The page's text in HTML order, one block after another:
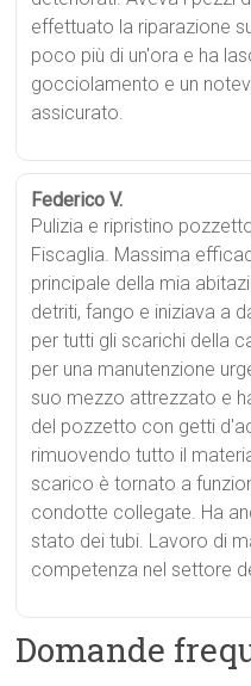
effettuato la riparazione
poco più di un'ora e ha
gocciolamento e un
assicurato.
Federico V.
Pulizia e ripristino
Fiscaglia. Massima
principale della mia
detriti, fango e iniziava a
per tutti gli scarichi della
per una manutenzione
suo mezzo attrezzato e
del pozzetto con getti
rimuovendo tutto il
scarico è tornato a
condotte collegate. Ha
stato dei tubi. Lavoro di
competenza nel settore
Domande